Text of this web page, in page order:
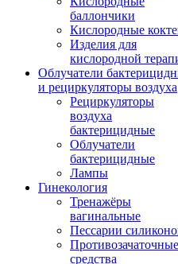
баллончики
Кислородные
Изделия для
кислородной
Облучатели
и рециркуляторы воздуха
Рециркуляторы
воздуха
бактерицидные
Облучатели
бактерицидные
Лампы
Гинекология
Тренажёры
вагинальные
Пессарии
Противозачаточные
средства